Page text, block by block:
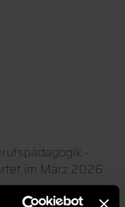
-
im März 2026